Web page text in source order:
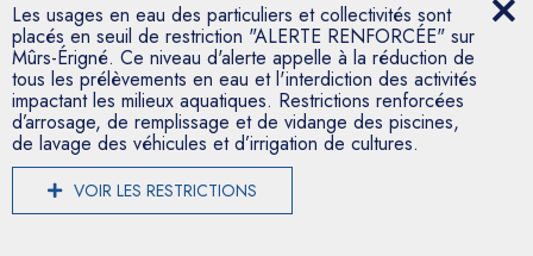
Les usages en eau des particuliers et collectivités sont
placés en seuil de restriction "ALERTE RENFORCÉE" sur
Mûrs-Érigné. Ce niveau d'alerte appelle à la réduction de
tous les prélèvements en eau et l'interdiction des activités
impactant les milieux aquatiques. Restrictions renforcées
d’arrosage, de remplissage et de vidange des piscines,
de lavage des véhicules et d’irrigation de cultures.
VOIR LES RESTRICTIONS